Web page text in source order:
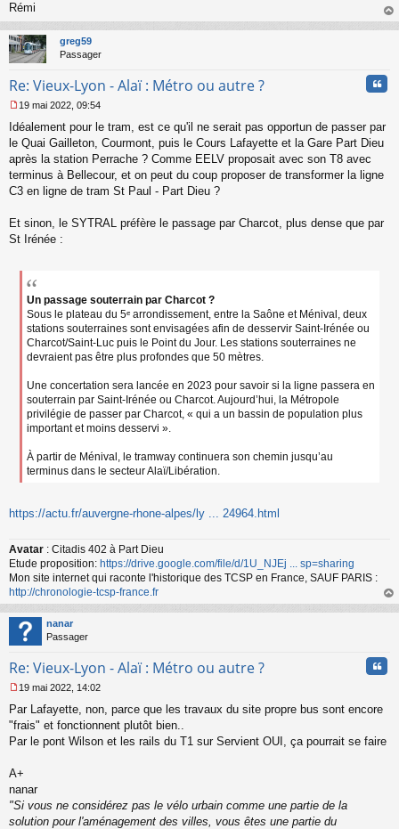
Rémi
au
greg59
Passager
Re: Vieux-Lyon - Alaï : Métro ou autre ?
e
s
s
g
e
o
n
19 mai 2022, 09:54
Idéalement pour le tram, est ce qu'il ne serait pas opportun de passer par
le Quai Gailleton, Courmont, puis le Cours Lafayette et la Gare Part Dieu
après la station Perrache ? Comme EELV proposait avec son T8 avec
terminus à Bellecour, et on peut du coup proposer de transformer la ligne
C3 en ligne de tram St Paul - Part Dieu ?
Et sinon, le SYTRAL préfère le passage par Charcot, plus dense que par
St Irénée :
Un passage souterrain par Charcot ?
Sous le plateau du 5ᵉ arrondissement, entre la Saône et Ménival, deux
stations souterraines sont envisagées afin de desservir Saint-Irénée ou
Charcot/Saint-Luc puis le Point du Jour. Les stations souterraines ne
devraient pas être plus profondes que 50 mètres.
Une concertation sera lancée en 2023 pour savoir si la ligne passera en
souterrain par Saint-Irénée ou Charcot. Aujourd’hui, la Métropole
privilégie de passer par Charcot, « qui a un bassin de population plus
important et moins desservi ».
À partir de Ménival, le tramway continuera son chemin jusqu’au
terminus dans le secteur Alaï/Libération.
https://actu.fr/auvergne-rhone-alpes/ly ... 24964.html
Avatar : Citadis 402 à Part Dieu
Etude proposition: https://drive.google.com/file/d/1U_NJEj ... sp=sharing
Mon site internet qui raconte l'historique des TCSP en France, SAUF PARIS :
http://chronologie-tcsp-france.fr
au
nanar
Passager
Re: Vieux-Lyon - Alaï : Métro ou autre ?
e
s
s
e
n
o
n
19 mai 2022, 14:02
Par Lafayette, non, parce que les travaux du site propre bus sont encore
"frais" et fonctionnent plutôt bien..
Par le pont Wilson et les rails du T1 sur Servient OUI, ça pourrait se faire
A+
nanar
"Si vous ne considérez pas le vélo urbain comme une partie de la
solution pour l'aménagement des villes, vous êtes une partie du